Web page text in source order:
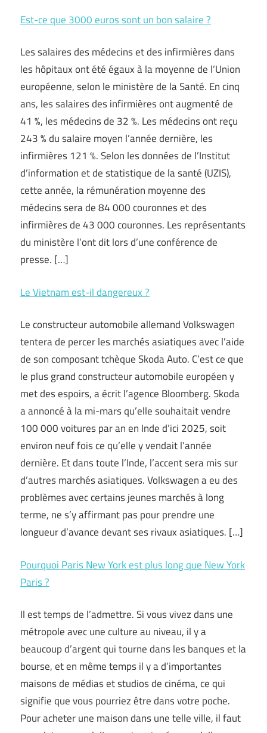
Est-ce que 3000 euros sont un bon salaire ?
Les salaires des médecins et des infirmières dans
les hôpitaux ont été égaux à la moyenne de l’Union
européenne, selon le ministère de la Santé. En cinq
ans, les salaires des infirmières ont augmenté de
41 %, les médecins de 32 %. Les médecins ont reçu
243 % du salaire moyen l’année dernière, les
infirmières 121 %. Selon les données de l’Institut
d’information et de statistique de la santé (UZIS),
cette année, la rémunération moyenne des
médecins sera de 84 000 couronnes et des
infirmières de 43 000 couronnes. Les représentants
du ministère l’ont dit lors d’une conférence de
presse. […]
Le Vietnam est-il dangereux ?
Le constructeur automobile allemand Volkswagen
tentera de percer les marchés asiatiques avec l’aide
de son composant tchèque Skoda Auto. C’est ce que
le plus grand constructeur automobile européen y
met des espoirs, a écrit l’agence Bloomberg. Skoda
a annoncé à la mi-mars qu’elle souhaitait vendre
100 000 voitures par an en Inde d’ici 2025, soit
environ neuf fois ce qu’elle y vendait l’année
dernière. Et dans toute l’Inde, l’accent sera mis sur
d’autres marchés asiatiques. Volkswagen a eu des
problèmes avec certains jeunes marchés à long
terme, ne s’y affirmant pas pour prendre une
longueur d’avance devant ses rivaux asiatiques. […]
Pourquoi Paris New York est plus long que New York
Paris ?
Il est temps de l’admettre. Si vous vivez dans une
métropole avec une culture au niveau, il y a
beaucoup d’argent qui tourne dans les banques et la
bourse, et en même temps il y a d’importantes
maisons de médias et studios de cinéma, ce qui
signifie que vous pourriez être dans votre poche.
Pour acheter une maison dans une telle ville, il faut